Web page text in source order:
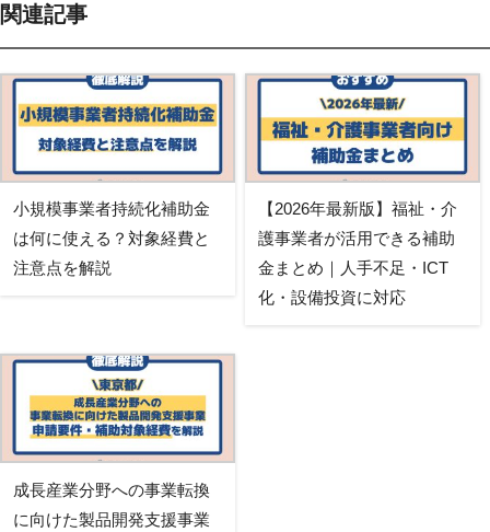
関連記事
小規模事業者持続化補助金
は何に使える？対象経費と
注意点を解説
【2026年最新版】福祉・介
護事業者が活用できる補助
金まとめ｜人手不足・ICT
化・設備投資に対応
成長産業分野への事業転換
に向けた製品開発支援事業